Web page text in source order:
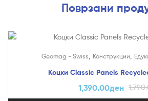
Поврзани
Geomag - Swiss Конструкции
Коцки Classic Panels
1,390.00ден